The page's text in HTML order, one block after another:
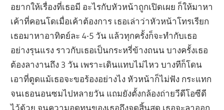
อยากให้เรื่องที่เธอมี อะไรกับหัวหน้าถูกเปิดเผย ก็ให้มาหา
เค้าที่คอนโดเมื่อเค้าต้องการ เธอเล่าว่าหัวหน้าโทรเรียก
เธอมาหาอาทิตย์ละ 4-5 วัน แล้วทุกครั้งก็จะทำกับเธอ
อย่างรุนแรง ราวกับเธอเป็นกระหรี่ข้างถนน บางครั้งเธอ
ต้องลางานถึง 3 วัน เพราะเดินแทบไม่ไหว บางทีก็โดน
เอาที่ตูดแม้เธอจะขอร้องอย่างไง หัวหน้าก็ไม่ฟัง กระแทก
จนเธอนอนซมไปหลายวัน แถมยังตั้งกล้องถ่ายวีดีโอซีดี
ไว้ด้วย จนความอดทนของเธอถึงจุดสิ้นสุด เธอจะลาออก